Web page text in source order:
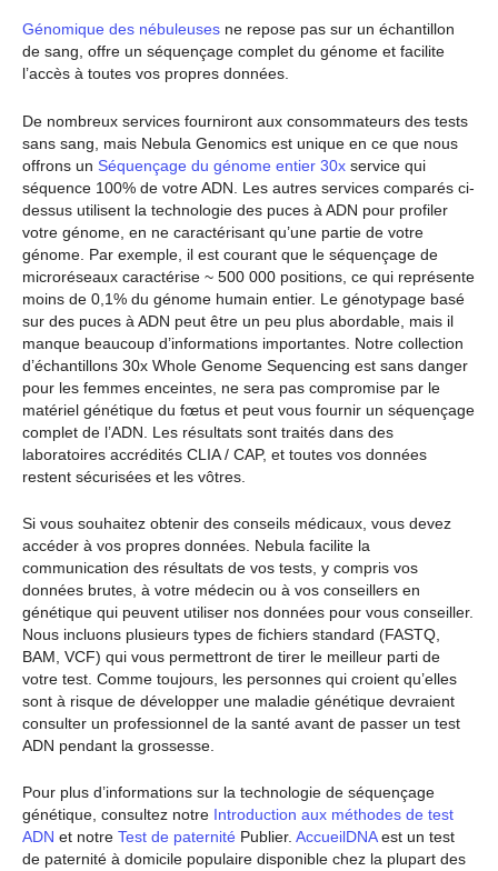
Génomique des nébuleuses ne repose pas sur un échantillon
de sang, offre un séquençage complet du génome et facilite
l’accès à toutes vos propres données.
De nombreux services fourniront aux consommateurs des tests
sans sang, mais Nebula Genomics est unique en ce que nous
offrons un Séquençage du génome entier 30x service qui
séquence 100% de votre ADN. Les autres services comparés ci-
dessus utilisent la technologie des puces à ADN pour profiler
votre génome, en ne caractérisant qu’une partie de votre
génome. Par exemple, il est courant que le séquençage de
microréseaux caractérise ~ 500 000 positions, ce qui représente
moins de 0,1% du génome humain entier. Le génotypage basé
sur des puces à ADN peut être un peu plus abordable, mais il
manque beaucoup d’informations importantes. Notre collection
d’échantillons 30x Whole Genome Sequencing est sans danger
pour les femmes enceintes, ne sera pas compromise par le
matériel génétique du fœtus et peut vous fournir un séquençage
complet de l’ADN. Les résultats sont traités dans des
laboratoires accrédités CLIA / CAP, et toutes vos données
restent sécurisées et les vôtres.
Si vous souhaitez obtenir des conseils médicaux, vous devez
accéder à vos propres données. Nebula facilite la
communication des résultats de vos tests, y compris vos
données brutes, à votre médecin ou à vos conseillers en
génétique qui peuvent utiliser nos données pour vous conseiller.
Nous incluons plusieurs types de fichiers standard (FASTQ,
BAM, VCF) qui vous permettront de tirer le meilleur parti de
votre test. Comme toujours, les personnes qui croient qu’elles
sont à risque de développer une maladie génétique devraient
consulter un professionnel de la santé avant de passer un test
ADN pendant la grossesse.
Pour plus d’informations sur la technologie de séquençage
génétique, consultez notre Introduction aux méthodes de test
ADN et notre Test de paternité Publier. AccueilDNAest un test
de paternité à domicile populaire disponible chez la plupart des